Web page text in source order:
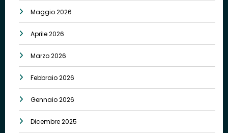
Maggio 2026
Aprile 2026
Marzo 2026
Febbraio 2026
Gennaio 2026
Dicembre 2025